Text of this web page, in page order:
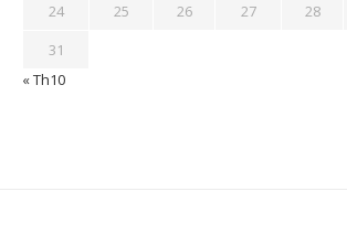
24
25 26 27 28
31
« Th10